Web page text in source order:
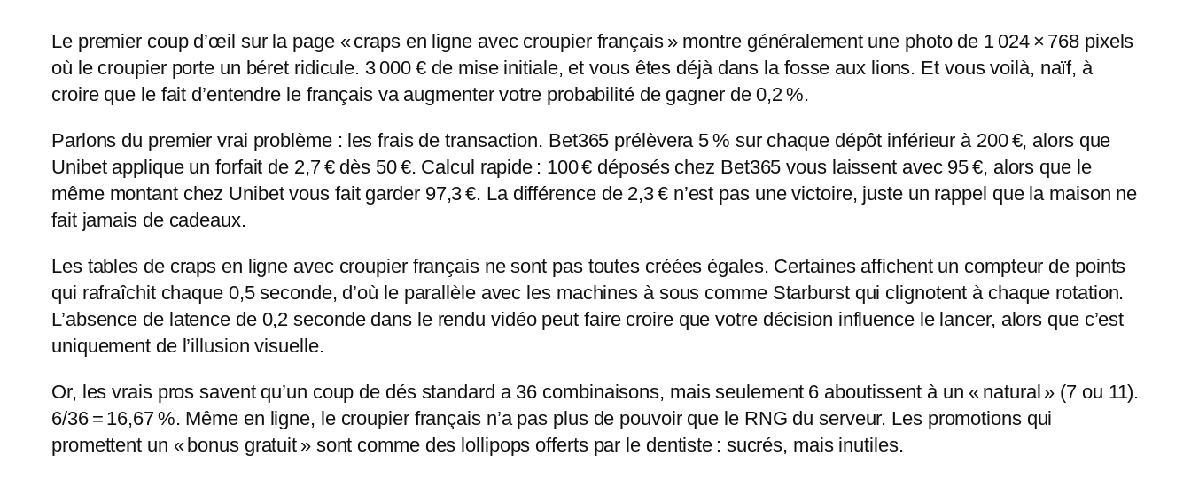
Le premier coup d’œil sur la page « craps en ligne avec croupier français » montre généralement une photo de 1 024 × 768 pixels
où le croupier porte un béret ridicule. 3 000 € de mise initiale, et vous êtes déjà dans la fosse aux lions. Et vous voilà, naïf, à
croire que le fait d’entendre le français va augmenter votre probabilité de gagner de 0,2 %.
Parlons du premier vrai problème : les frais de transaction. Bet365 prélèvera 5 % sur chaque dépôt inférieur à 200 €, alors que
Unibet applique un forfait de 2,7 € dès 50 €. Calcul rapide : 100 € déposés chez Bet365 vous laissent avec 95 €, alors que le
même montant chez Unibet vous fait garder 97,3 €. La différence de 2,3 € n’est pas une victoire, juste un rappel que la maison ne
fait jamais de cadeaux.
Les tables de craps en ligne avec croupier français ne sont pas toutes créées égales. Certaines affichent un compteur de points
qui rafraîchit chaque 0,5 seconde, d’où le parallèle avec les machines à sous comme Starburst qui clignotent à chaque rotation.
L’absence de latence de 0,2 seconde dans le rendu vidéo peut faire croire que votre décision influence le lancer, alors que c’est
uniquement de l’illusion visuelle.
Or, les vrais pros savent qu’un coup de dés standard a 36 combinaisons, mais seulement 6 aboutissent à un « natural » (7 ou 11).
6/36 = 16,67 %. Même en ligne, le croupier français n’a pas plus de pouvoir que le RNG du serveur. Les promotions qui
promettent un « bonus gratuit » sont comme des lollipops offerts par le dentiste : sucrés, mais inutiles.